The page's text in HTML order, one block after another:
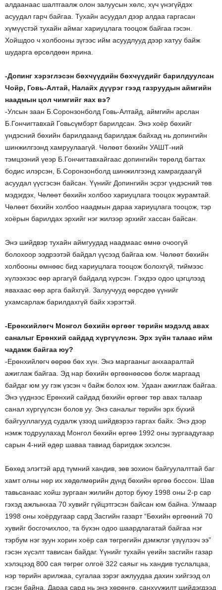
алдаанаас шалтгаалж олон залуусын хөлс, хүч үнэгүйдэх
асуудал гарч байгаа. Тухайн асуудал дээр алдаа гаргасан
хүмүүстэй тухайн аймаг хариуцлага тооцож байгаа гэсэн.
Хойшдоо ч холбооны зүгээс ийм асуудлууд дээр хатуу байж
шударга өрсөлдөөн ярина.
-Допинг хэрэглэсэн бөхчүүдийн бөхчүүдийг барилдуулсан
Чойр, Говь-Алтай, Налайх дүүрэг гээд газруудын аймгийн
наадмын цол чимгийг яах вэ?
-Улсын заан Б.Соронзонболд Говь-Алтайд, аймгийн арслан
Б.Гончигтавхай Говьсүмбэрт барилдсан. Энэ хоёр бөхийг
үндэсний бөхийн барилдаанд барилдаж байхад нь допингийн
шинжилгээнд хамруулаагүй. Чөлөөт бөхийн УАШТ-ний
тэмцээний үеэр Б.Гончигтавхайгаас допингийн төрөлд багтах
бодис илэрсэн, Б.Соронзонболд шинжилгээнд хамрагдаагүй
асуудал үүсгэсэн байсан. Үүнийг Допингийн эсрэг үндэсний төв
мэдэгдэх, Чөлөөт бөхийн холбоо хариуцлага тооцох журамтай.
Чөлөөт бөхийн холбоо наадмын дараа хариуцлага тооцож, тэр
хоёрын барилдах эрхийг нэг жилээр эрхийг хассан байсан.
Энэ шийдвэр тухайн аймгуудад наадмаас өмнө очоогүй
болохоор ээдрээтэй байдал үүсээд байгаа юм. Чөлөөт бөхийн
холбооны өмнөөс бид хариуцлага тооцож болохгүй, тиймээс
хүлээхээс өөр аргагүй байдалд хүрсэн. Гэхдээ одоо цэгцлээд
явахаас өөр арга байхгүй. Залуучууд өөрсдөө үүнийг
ухамсарлаж барилдахгүй байх хэрэгтэй.
-Ерөнхийлөгч Монгол бөхийн өргөөг төрийн мэдэлд авах
саналыг Ерөнхий сайдад хүргүүлсэн. Эрх зүйн талаас ийм
чадамж байгаа юу?
-Ерөнхийлөгч өөрөө бөх хүн. Энэ маргааныг анхааралтай
ажиглаж байгаа. Эд нар бөхийн өргөөнөөсөө болж маргаад
байдаг юм уу гэж үзсэн ч байж болох юм. Удаан ажиглаж байгаа.
Энэ үүднээс Ерөнхий сайдад бөхийн өргөөг төр авах талаар
санал хүргүүлсэн болов уу. Энэ саналыг төрийн эрх бүхий
байгууллагууд судалж үзээд шийдвэрээ гаргах байх. Энэ дээр
нэмж тодруулахад Монгол бөхийн өргөө 1992 оны зургаадугаар
сарын 4-ний өдөр шаваа тавиад баригдаж эхэлсэн.
Бөхөд элэгтэй ард түмний хандив, зөв зохион байгуулалттай баг
хамт олны нөр их хөдөлмөрийн дүнд бөхийн өргөө боссон. Шав
тавьсанаас хойш зургаан жилийн дотор буюу 1998 оны 2-р сар
гэхэд ажлынхаа 70 хувийг гүйцэтгэсэн байсан юм байна. Улмаар
1998 оны хоёрдугаар сард Засгийн газарт “Бөхийн өргөөний 70
хувийг босгочихлоо, та бүхэн одоо шаардлагатай байгаа нэг
тэрбум нэг зуун хорин хоёр сая төгрөгийн дэмжлэг үзүүлээч ээ”
гэсэн хүсэлт тависан байдаг. Үүнийг тухайн үеийн засгийн газар
хэлэцээд 800 сая төгрөг олгоё 322 саяыг нь хандив туслалцаа,
нэр төрийн арилжаа, сугалаа зэрэг ажлуудаа дахин хийгээд ол
гэсэн байна. Дараа сард нь энэ хөрөнгө, санхүүжилт шийдэгдээд